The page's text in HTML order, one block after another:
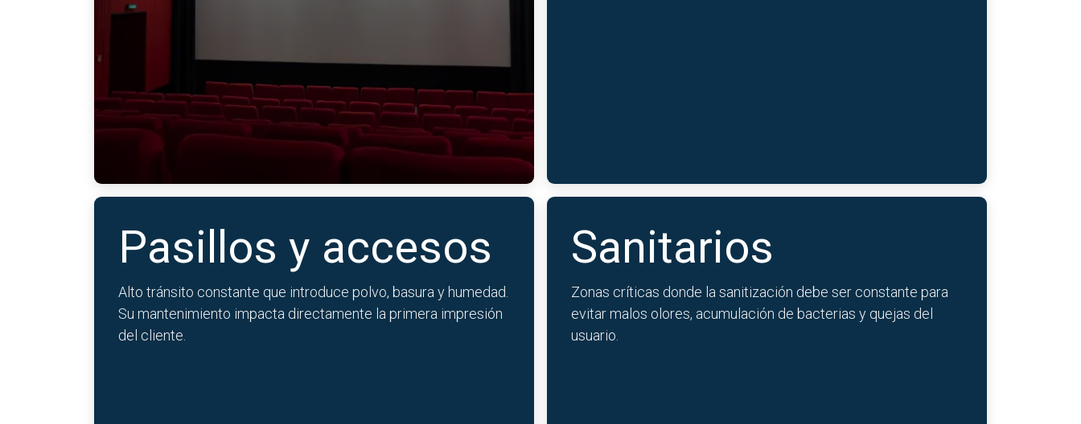
Pasillos y accesos
Alto tránsito constante que introduce polvo, basura y humedad.
Su mantenimiento impacta directamente la primera impresión
del cliente.
Sanitarios
Zonas críticas donde la sanitización debe ser constante para
evitar malos olores, acumulación de bacterias y quejas del
usuario.